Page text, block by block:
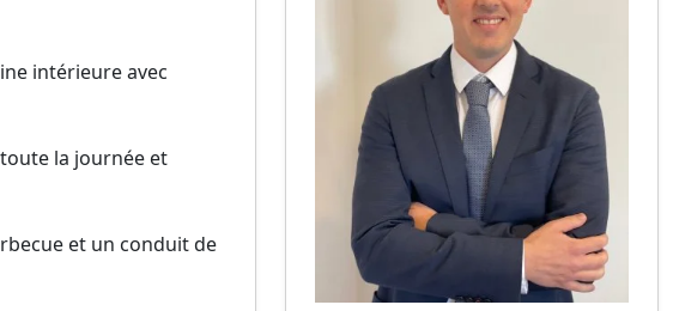
intérieure avec
la journée et
et un conduit de